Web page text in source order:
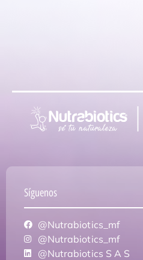
Síguenos
@Nutrabiotics_mf
@Nutrabiotics_mf
@Nutrabiotics S A S